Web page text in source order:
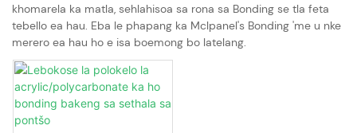
khomarela ka matla, sehlahisoa sa rona sa Bonding se tla feta
tebello ea hau. Eba le phapang ka Mclpanel's Bonding 'me u nke
merero ea hau ho e isa boemong bo latelang.